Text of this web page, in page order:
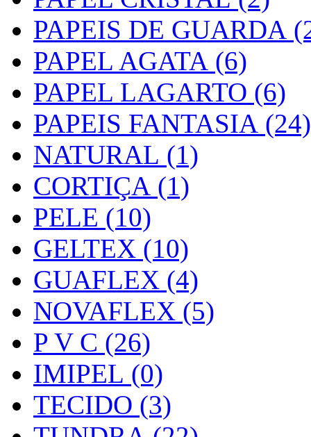
PAPEIS DE GUARDA
PAPEL AGATA (6)
PAPEL LAGARTO (6)
PAPEIS FANTASIA (24)
NATURAL (1)
CORTIÇA (1)
PELE (10)
GELTEX (10)
GUAFLEX (4)
NOVAFLEX (5)
P V C (26)
IMIPEL (0)
TECIDO (3)